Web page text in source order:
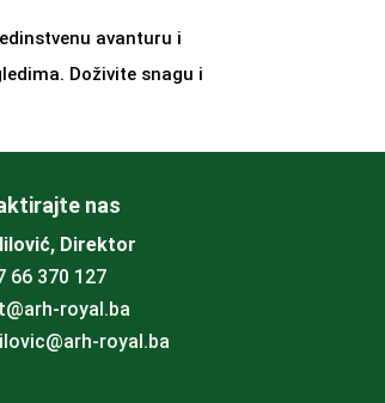
avanturu i
Doživite snagu i
nas
Direktor
66 370 127
royal.ba
royal.ba